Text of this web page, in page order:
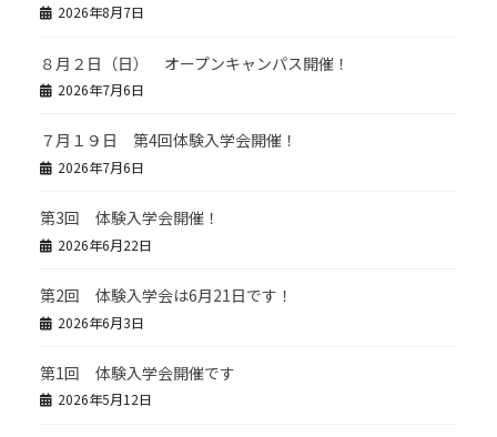
2026年8月7日
８月２日（日） オープンキャンパス開催！
2026年7月6日
７月１９日 第4回体験入学会開催！
2026年7月6日
第3回 体験入学会開催！
2026年6月22日
第2回 体験入学会は6月21日です！
2026年6月3日
第1回 体験入学会開催です
2026年5月12日